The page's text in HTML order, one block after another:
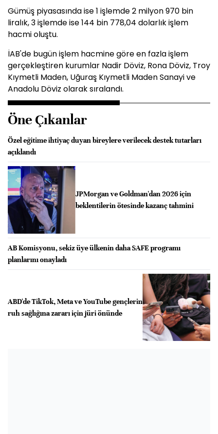
Gümüş piyasasında ise 1 işlemde 2 milyon 970 bin
liralık, 3 işlemde ise 144 bin 778,04 dolarlık işlem
hacmi oluştu.
İAB'de bugün işlem hacmine göre en fazla işlem
gerçekleştiren kurumlar Nadir Döviz, Rona Döviz, Troy
Kıymetli Maden, Uğuraş Kıymetli Maden Sanayi ve
Anadolu Döviz olarak sıralandı.
Öne Çıkanlar
Özel eğitime ihtiyaç duyan bireylere verilecek destek tutarları
açıklandı
JPMorgan ve Goldman'dan 2026 için
beklentilerin ötesinde kazanç tahmini
AB Komisyonu, sekiz üye ülkenin daha SAFE programı
planlarını onayladı
ABD'de TikTok, Meta ve YouTube gençlerin
ruh sağlığına zararı için jüri önünde